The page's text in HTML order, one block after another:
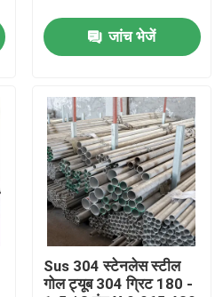
जांच भेजें
Sus 304 स्टेनलेस स्टील
गोल ट्यूब 304 ग्रिट 180 -